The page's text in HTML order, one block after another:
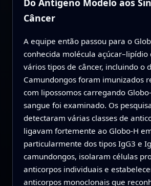
Do Antígeno Modelo aos
Câncer
A equipe então passou para o
conhecida molécula açúcar–lipídio
vários tipos de câncer, incluindo o
Camundongos foram imunizados
com lipossomos carregando
sangue foi examinado. Os
detectaram várias classes de
ligavam fortemente ao Globo-H
particularmente dos tipos IgG3 e
camundongos, isolaram células
anticorpos individuais e
anticorpos monoclonais que